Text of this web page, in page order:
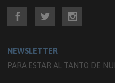
NEWSLETTER
PARA ESTAR AL TANTO DE